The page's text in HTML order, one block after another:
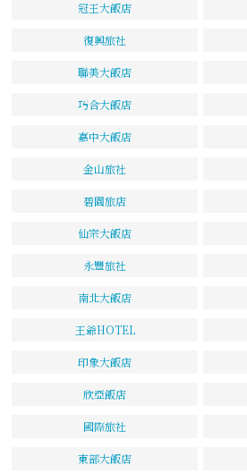
冠王大飯店
復興旅社
聯美大飯店
巧合大飯店
嘉中大飯店
金山旅社
碧園旅店
仙宗大飯店
永豐旅社
南北大飯店
王爺HOTEL
印象大飯店
欣亞飯店
國際旅社
東部大飯店